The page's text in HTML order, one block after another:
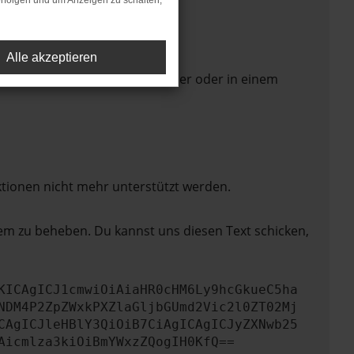
in einem anderen Browser oder in einem
nicht mehr unterstützt werden.
zu beheben. Du kannst uns diesen Text schicken,
Alle akzeptieren